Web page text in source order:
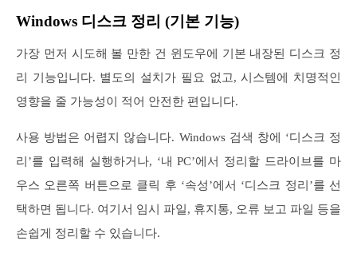
Windows 디스크 정리 (기본 기능)
가장 먼저 시도해 볼 만한 건 윈도우에 기본 내장된 디스크 정
리 기능입니다. 별도의 설치가 필요 없고, 시스템에 치명적인
영향을 줄 가능성이 적어 안전한 편입니다.
사용 방법은 어렵지 않습니다. Windows 검색 창에 ‘디스크 정
리’를 입력해 실행하거나, ‘내 PC’에서 정리할 드라이브를 마
우스 오른쪽 버튼으로 클릭 후 ‘속성’에서 ‘디스크 정리’를 선
택하면 됩니다. 여기서 임시 파일, 휴지통, 오류 보고 파일 등을
손쉽게 정리할 수 있습니다.